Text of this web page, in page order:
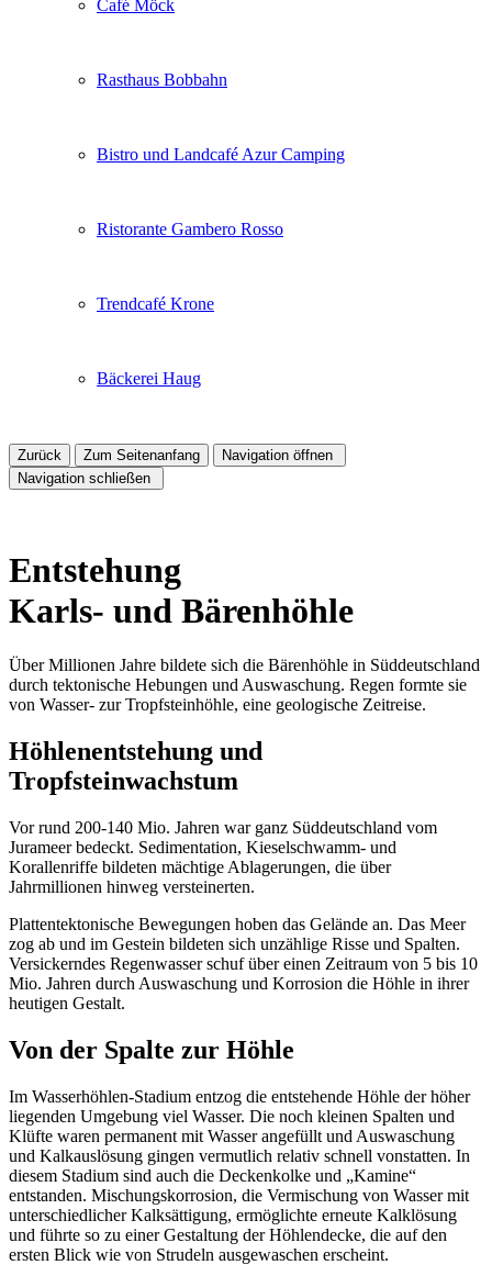
Café Möck
Rasthaus Bobbahn
Bistro und Landcafé Azur Camping
Ristorante Gambero Rosso
Trendcafé Krone
Bäckerei Haug
Zurück Zum Seitenanfang
Navigation öffnen
Navigation schließen
Entstehung
Karls- und Bärenhöhle
Über Millionen Jahre bildete sich die Bärenhöhle in Süddeutschland
durch tektonische Hebungen und Auswaschung. Regen formte sie
von Wasser- zur Tropfsteinhöhle, eine geologische Zeitreise.
Höhlenentstehung und
Tropfsteinwachstum
Vor rund 200-140 Mio. Jahren war ganz Süddeutschland vom
Jurameer bedeckt. Sedimentation, Kieselschwamm- und
Korallenriffe bildeten mächtige Ablagerungen, die über
Jahrmillionen hinweg versteinerten.
Plattentektonische Bewegungen hoben das Gelände an. Das Meer
zog ab und im Gestein bildeten sich unzählige Risse und Spalten.
Versickerndes Regenwasser schuf über einen Zeitraum von 5 bis 10
Mio. Jahren durch Auswaschung und Korrosion die Höhle in ihrer
heutigen Gestalt.
Von der Spalte zur Höhle
Im Wasserhöhlen-Stadium entzog die entstehende Höhle der höher
liegenden Umgebung viel Wasser. Die noch kleinen Spalten und
Klüfte waren permanent mit Wasser angefüllt und Auswaschung
und Kalkauslösung gingen vermutlich relativ schnell vonstatten. In
diesem Stadium sind auch die Deckenkolke und „Kamine“
entstanden. Mischungskorrosion, die Vermischung von Wasser mit
unterschiedlicher Kalksättigung, ermöglichte erneute Kalklösung
und führte so zu einer Gestaltung der Höhlendecke, die auf den
ersten Blick wie von Strudeln ausgewaschen erscheint.